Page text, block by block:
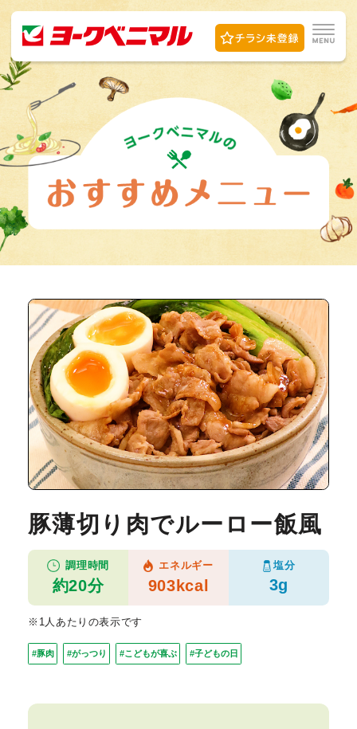
豚薄切り肉でルーロー飯風
調理時間
約20分
エネルギー
903kcal
塩分
3g
※1人あたりの表示です
#豚肉 #がっつり #こどもが喜ぶ #子どもの日